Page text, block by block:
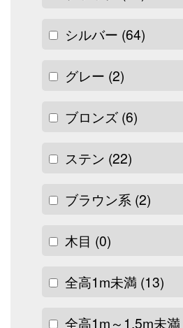
シルバー (64)
グレー (2)
ブロンズ (6)
ステン (22)
ブラウン系 (2)
木目 (0)
全高1m未満 (13)
全高1m～1.5m未満